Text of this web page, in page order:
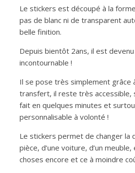
Le stickers est découpé à la
pas de blanc ni de transparent
belle finition.
Depuis bientôt 2ans, il est
incontournable !
Il se pose très simplement grâce
transfert, il reste très accessible,
fait en quelques minutes et
personnalisable à volonté !
Le stickers permet de changer la
pièce, d’une voiture, d’un
choses encore et ce à moindre